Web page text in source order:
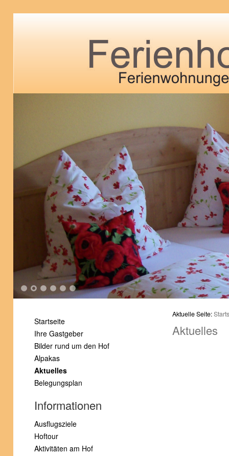
1 2 3 4 5 6
Startseite
Ihre Gastgeber
Bilder rund um den Hof
Alpakas
Aktuelles
Belegungsplan
Informationen
Ausflugsziele
Hoftour
Aktivitäten am Hof
Aktuelle Seite:
Aktuelles